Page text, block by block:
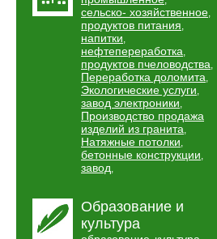
сельско- хозяйственное,
продуктов питания,
напитки,
нефтепереработка,
продуктов пчеловодства,
Переработка доломита,
Экологические услуги,
завод электроники,
Производство продажа
изделий из гранита,
Натяжные потолки,
бетонные конструкции,
завод,
Образование и
культура